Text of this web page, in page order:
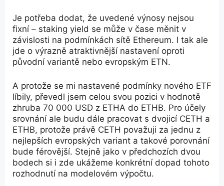
Je potřeba dodat, že uvedené výnosy nejsou
fixní – staking yield se může v čase měnit v
závislosti na podmínkách sítě Ethereum. I tak ale
jde o výrazně atraktivnější nastavení oproti
původní variantě nebo evropským ETN.
A protože se mi nastavené podmínky nového ETF
líbily, převedl jsem celou svou pozici v hodnotě
zhruba 70 000 USD z ETHA do ETHB. Pro účely
srovnání ale budu dále pracovat s dvojicí CETH a
ETHB, protože právě CETH považuji za jednu z
nejlepších evropských variant a takové porovnání
bude férovější. Stejně jako v předchozích dvou
bodech si i zde ukážeme konkrétní dopad tohoto
rozhodnutí na modelovém výpočtu.